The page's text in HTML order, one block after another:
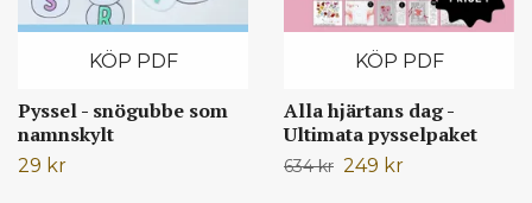
KÖP PDF
Pyssel - snögubbe som
namnskylt
29 kr
KÖP PDF
Alla hjärtans dag -
Ultimata pysselpaket
634 kr 249 kr